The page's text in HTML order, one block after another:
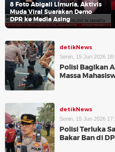
8 Foto Abigail Limuria, Aktivis
Muda Viral Suarakan Demo
DPR ke Media Asing
detikNews
Senin, 15 Jun 2026
Polisi Bagikan
Massa
detikNews
Senin, 15 Jun 2026
Polisi Terluka
Bakar Ban di